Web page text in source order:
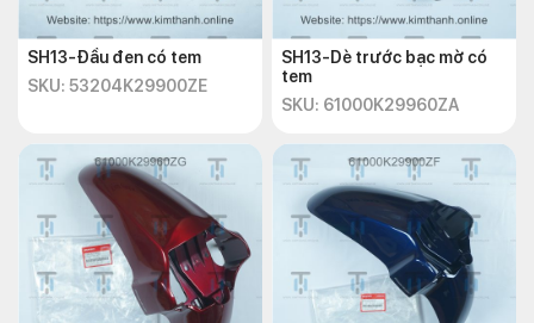
SH13-Đầu đen có tem
SKU: 53204K29900ZE
SH13-Dè trước bạc mờ có
tem
SKU: 61000K29960ZA